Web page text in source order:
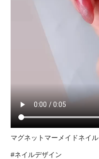
マグネットマーメイドネイル
#ネイルデザイン